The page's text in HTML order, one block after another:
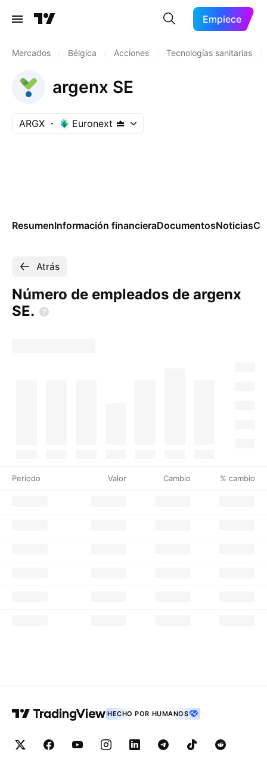
Empiece
Mercados Bélgica Acciones Tecnologías sanitarias
argenx SE
ARGX Euronext
ResumenInformación financieraDocumentosNoticias
Atrás
Número de empleados de argenx
SE.
Periodo Valor Cambio % cambio
HECHO POR HUMANOS